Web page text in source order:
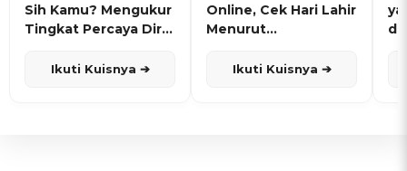
Sih Kamu? Mengukur
Tingkat Percaya Diri
Ikuti Kuisnya ➔
Online, Cek Hari Lahir
Menurut
Ikuti Kuisnya ➔